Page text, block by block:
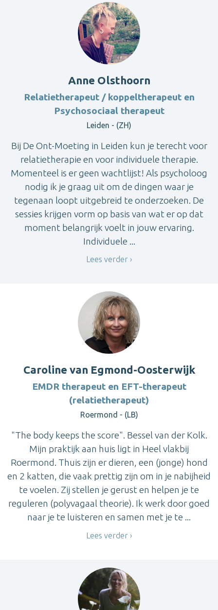
Anne Olsthoorn
Relatietherapeut / koppeltherapeut en
Psychosociaal therapeut
Leiden - (ZH)
Bij De Ont-Moeting in Leiden kun je terecht voor
relatietherapie en voor individuele therapie.
Momenteel is er geen wachtlijst! Als psycholoog
nodig ik je graag uit om de dingen waar je
tegenaan loopt uitgebreid te onderzoeken. De
sessies krijgen vorm op basis van wat er op dat
moment belangrijk voelt in jouw ervaring.
Individuele ...
Lees verder
Caroline van Egmond-Oosterwijk
EMDR therapeut en EFT-therapeut
(relatietherapeut)
Roermond - (LB)
"The body keeps the score". Bessel van der Kolk.
Mijn praktijk aan huis ligt in Heel vlakbij
Roermond. Thuis zijn er dieren, een (jonge) hond
en 2 katten, die vaak prettig zijn om in je nabijheid
te voelen. Zij stellen je gerust en helpen je te
reguleren (polyvagaal theorie). Ik werk door goed
naar je te luisteren en samen met je te ...
Lees verder